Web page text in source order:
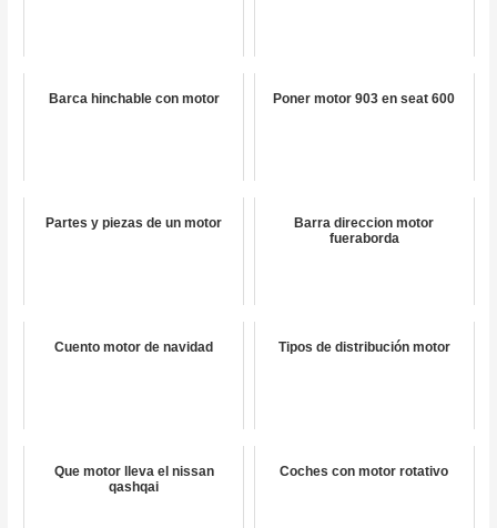
Barca hinchable con motor Poner motor 903 en seat 600
Partes y piezas de un motor
Barra direccion motor
fueraborda
Cuento motor de navidad Tipos de distribución motor
Que motor lleva el nissan
qashqai
Coches con motor rotativo